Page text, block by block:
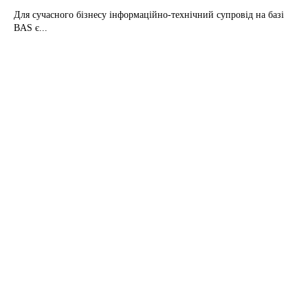
Для сучасного бізнесу інформаційно-технічний супровід на базі
BAS є...